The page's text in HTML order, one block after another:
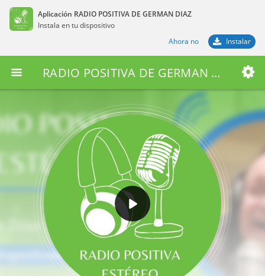
Aplicación RADIO POSITIVA DE GERMAN DIAZ
Instala en tu dispositivo
Ahora no
Instalar
RADIO POSITIVA DE GERMAN DIAZ